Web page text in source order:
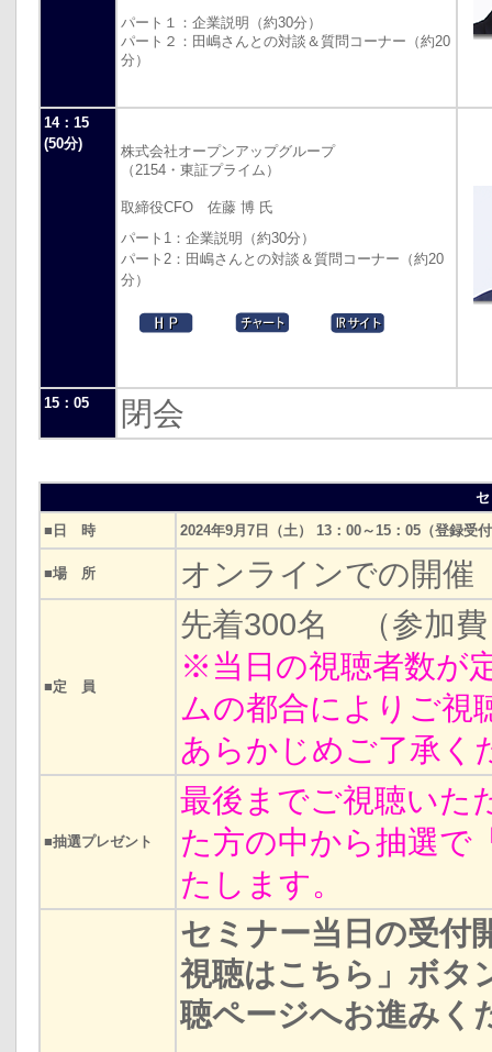
パート１：企業説明（約30分）
パート２：田嶋さんとの対談＆質問コーナー（約20
分）
14：15
(50分)
株式会社オープンアップグループ
（2154・東証プライム）
取締役CFO 佐藤 博 氏
パート1：企業説明（約30分）
パート2：田嶋さんとの対談＆質問コーナー（約20
分）
15：05 閉会
■日 時
2024年9月7日（土） 13：00～15：05（登録受
■場 所 オンラインでの開催
■定 員
先着300名 （参加費
※当日の視聴者数が
ムの都合によりご視
あらかじめご了承く
■抽選プレゼント
最後までご視聴いた
た方の中から抽選で
たします。
セミナー当日の受付
視聴はこちら」ボタ
聴ページへお進みく